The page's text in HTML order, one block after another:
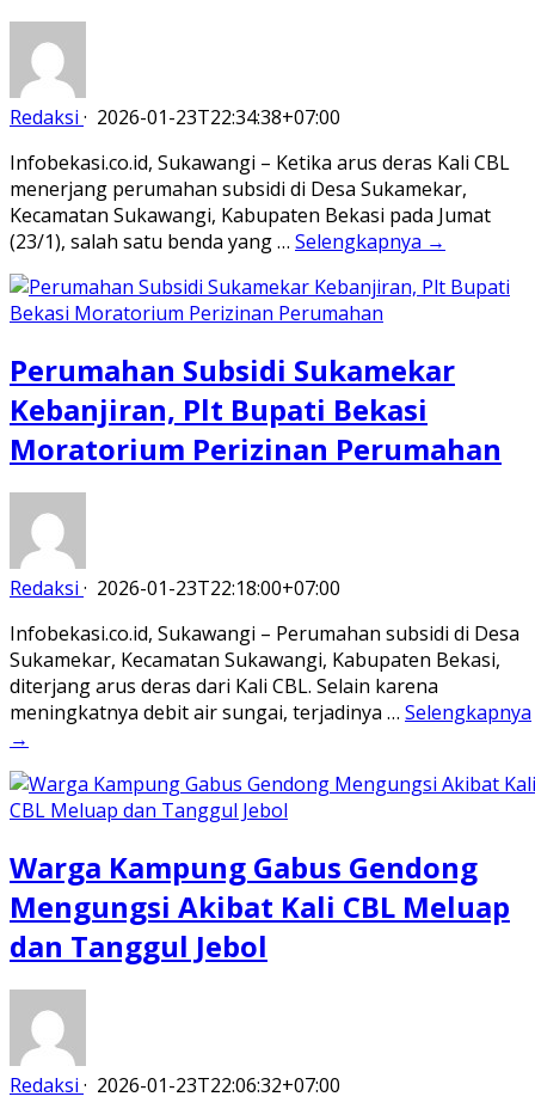
Redaksi · 2026-01-23T22:34:38+07:00
Infobekasi.co.id, Sukawangi – Ketika arus deras Kali CBL
menerjang perumahan subsidi di Desa Sukamekar,
Kecamatan Sukawangi, Kabupaten Bekasi pada Jumat
(23/1), salah satu benda yang … Selengkapnya →
Perumahan Subsidi Sukamekar
Kebanjiran, Plt Bupati Bekasi
Moratorium Perizinan Perumahan
Redaksi · 2026-01-23T22:18:00+07:00
Infobekasi.co.id, Sukawangi – Perumahan subsidi di Desa
Sukamekar, Kecamatan Sukawangi, Kabupaten Bekasi,
diterjang arus deras dari Kali CBL. Selain karena
meningkatnya debit air sungai, terjadinya … Selengkapnya
→
Warga Kampung Gabus Gendong
Mengungsi Akibat Kali CBL Meluap
dan Tanggul Jebol
Redaksi · 2026-01-23T22:06:32+07:00